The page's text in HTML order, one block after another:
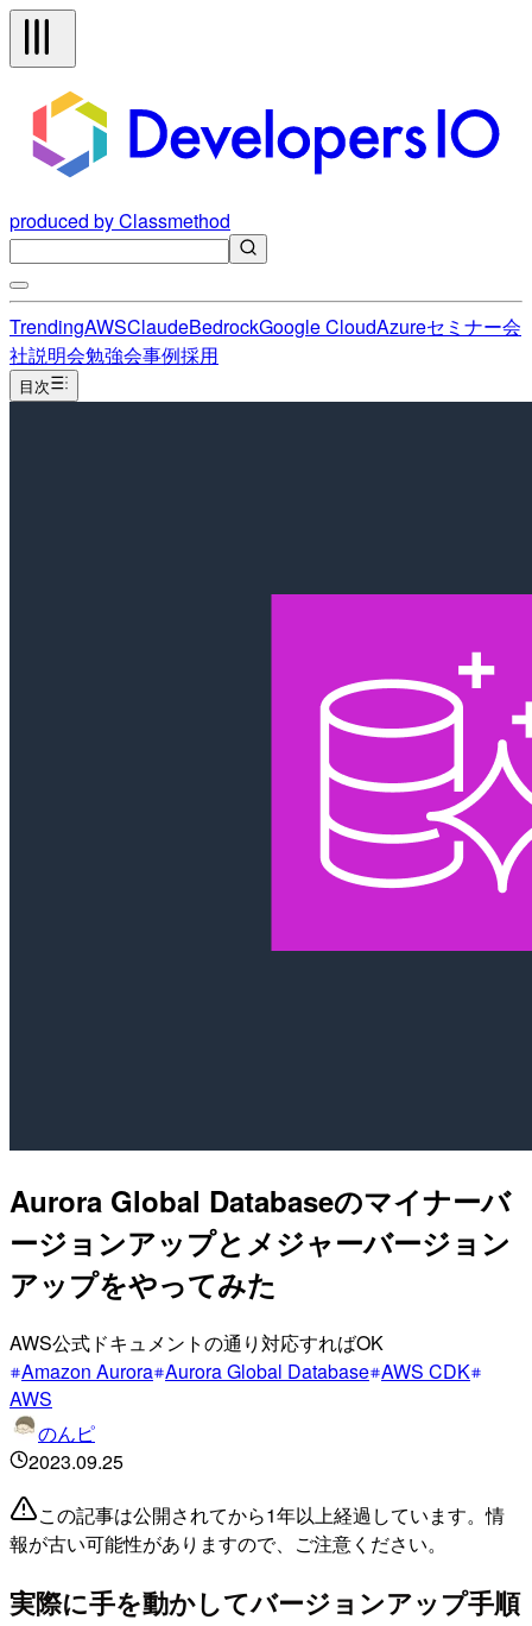
produced by Classmethod
TrendingAWSClaudeBedrockGoogle CloudAzureセミナー会
社説明会勉強会事例採用
目次
Aurora Global Databaseのマイナーバ
ージョンアップとメジャーバージョン
アップをやってみた
AWS公式ドキュメントの通り対応すればOK
Amazon Aurora Aurora Global Database AWS CDK
AWS
のんピ
2023.09.25
この記事は公開されてから1年以上経過しています。情
報が古い可能性がありますので、ご注意ください。
実際に手を動かしてバージョンアップ手順